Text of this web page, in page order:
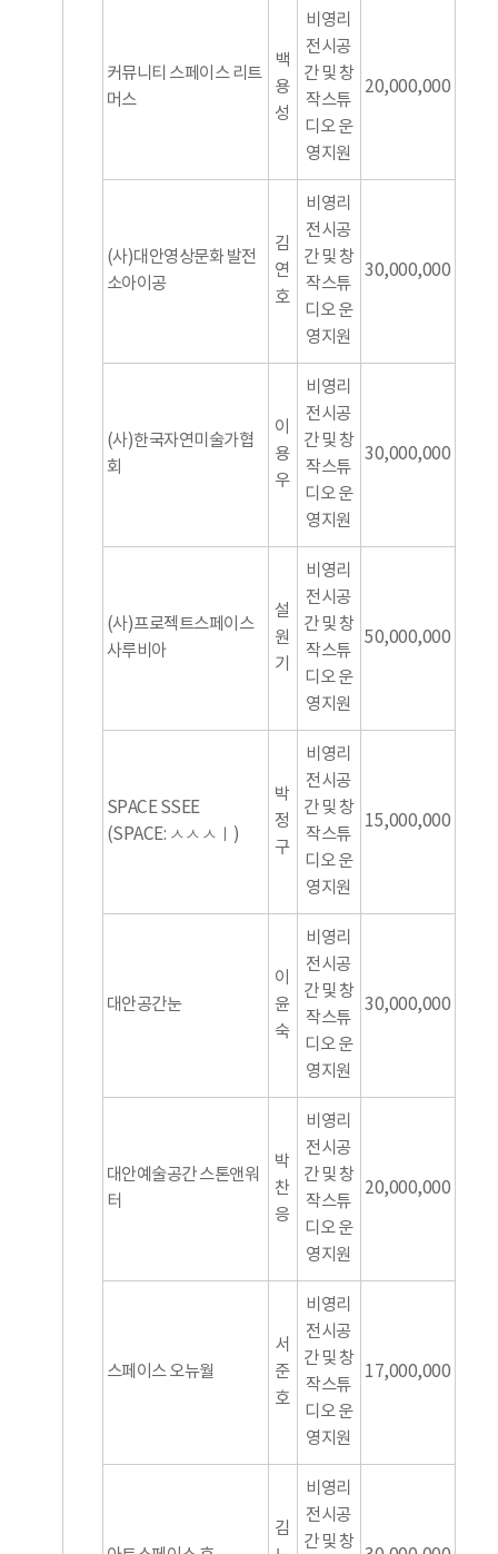
커뮤니티 스페이스 리트
머스
백
용
성
비영리
전시공
간 및 창
작스튜
디오 운
영지원
20,000,000
(사)대안영상문화 발전
소아이공
김
연
호
비영리
전시공
간 및 창
작스튜
디오 운
영지원
30,000,000
(사)한국자연미술가협
회
이
용
우
비영리
전시공
간 및 창
작스튜
디오 운
영지원
30,000,000
(사)프로젝트스페이스
사루비아
설
원
기
비영리
전시공
간 및 창
작스튜
디오 운
영지원
50,000,000
SPACE SSEE
(SPACE: ㅅㅅㅅㅣ)
박
정
구
비영리
전시공
간 및 창
작스튜
디오 운
영지원
15,000,000
대안공간눈
이
윤
숙
비영리
전시공
간 및 창
작스튜
디오 운
영지원
30,000,000
대안예술공간 스톤앤워
터
박
찬
응
비영리
전시공
간 및 창
작스튜
디오 운
영지원
20,000,000
스페이스 오뉴월
서
준
호
비영리
전시공
간 및 창
작스튜
디오 운
영지원
17,000,000
김
비영리
전시공
간 및 창